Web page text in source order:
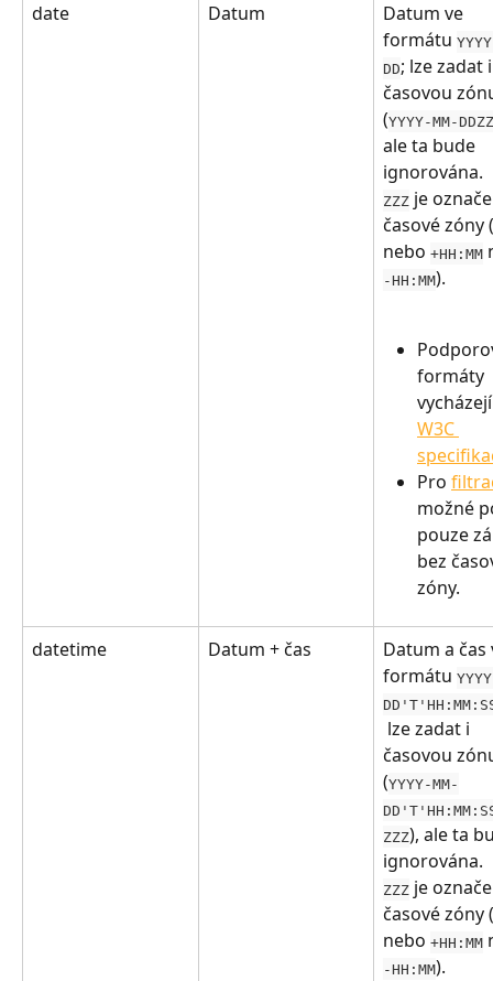
date
Datum
Datum ve
formátu
DD; lze zadat
časovou
(YYYY-MM-
ale ta bude
ignorována.
ZZZ je
časové zóny (
nebo +HH:MM
-HH:MM).
formáty
W3C
Pro
možné
pouze
bez
zóny.
datetime Datum + čas
Datum a
formátu
lze zadat i
časovou
(YYYY-MM-
ZZZ), ale ta
ignorována.
ZZZ je
časové zóny (
nebo +HH:MM
-HH:MM).